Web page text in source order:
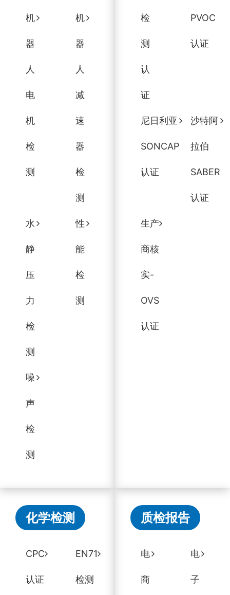
机
器
人
电
机
检
测
机
器
人
减
速
器
检
测
水
静
压
力
检
测
性
能
检
测
噪
声
检
测
检
测
认
证
PVOC
认证
尼日利亚
SONCAP
认证
沙特阿
拉伯
SABER
认证
生产
商核
实-
OVS
认证
化学检测
CPC
认证
EN71
检测
质检报告
电
商
电
子